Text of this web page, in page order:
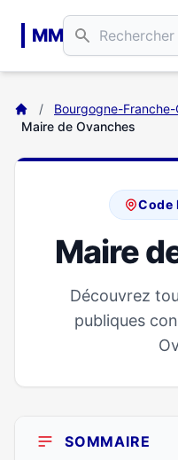
MM
/ Bourgogne-
Maire de Ovanches
Code
Maire
Découvrez
publiques
SOMMAIRE